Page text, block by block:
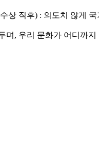
상 직후) : 의도치 않게
, 우리 문화가 어디까